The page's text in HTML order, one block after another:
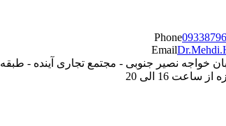
Phone
Email
خواجه نصیر جنوبی - مجتمع تجاری آینده - طبقه 5 - واحد 7
ساعت 16 الی 20